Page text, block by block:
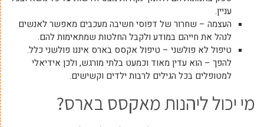
עניין.
העצמה – שחרור של דפוסי חשיבה מעכבים מאפשר לאנשים
לנהל את חייהם במודע ולקבל החלטות שמתאימות להם.
טיפול לא פולשני – טיפול אקסס בארס איננו פולשני כלל.
להפך – הוא עדין מאוד וכמעט בלתי מורגש, ולכן אידיאלי
למטופלים בכל הגילים לרבות ילדים וקשישים.
מי יכול ליהנות מאקסס בארס?